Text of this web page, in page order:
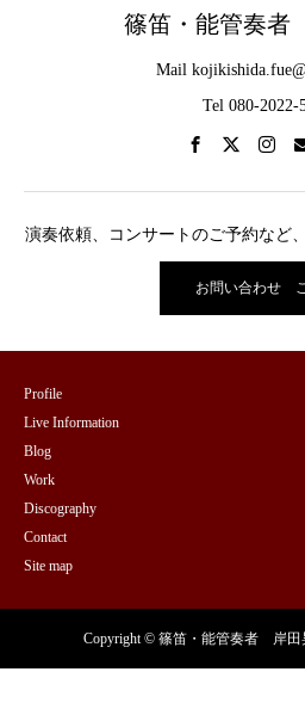
篠笛・能管奏者
Mail
Tel 080-2022-
演奏依頼、コンサートのご予約など
お問い合わせ
Profile
Live Information
Blog
Work
Discography
Contact
Site map
Copyright © 篠笛・能管奏者 岸田